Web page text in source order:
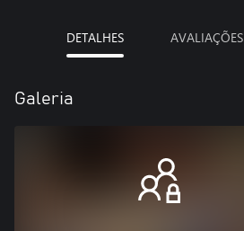
DETALHES AVALIAÇÕES
Galeria